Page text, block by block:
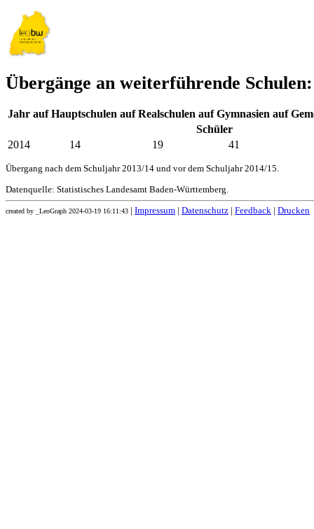
Übergänge an weiterführende
Jahr auf Hauptschulen auf Realschulen auf Gymnasien auf
Schüler
2014
14 19 41
Übergang nach dem Schuljahr 2013/14 und vor dem Schuljahr 2014/15.
Datenquelle: Statistisches Landesamt Baden-Württemberg.
created by _LeoGraph 2024-03-19 16:11:43 Impressum Datenschutz Feedback Drucken